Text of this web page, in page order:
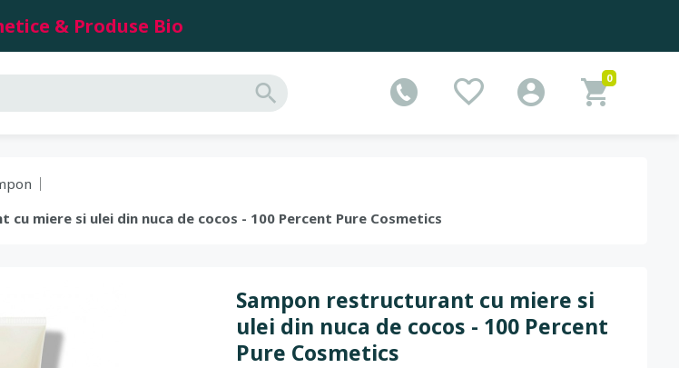
& Produse Bio
0
miere si ulei din nuca de cocos - 100 Percent Pure Cosmetics
Sampon restructurant cu miere si
ulei din nuca de cocos - 100 Percent
Pure Cosmetics